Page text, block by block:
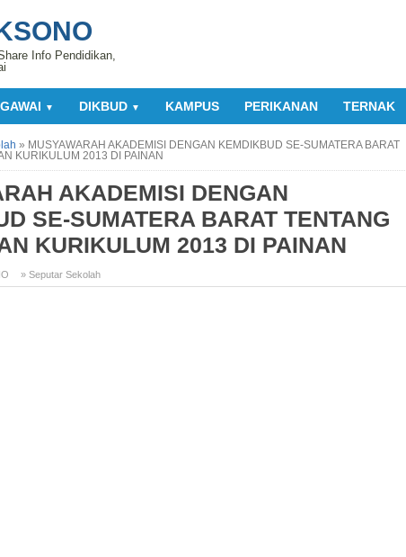
Info Pendidikan,
▼ DIKBUD ▼ KAMPUS PERIKANAN TERNAK
» MUSYAWARAH AKADEMISI DENGAN KEMDIKBUD SE-SUMATERA BARAT
KURIKULUM 2013 DI PAINAN
AKADEMISI DENGAN
SE-SUMATERA BARAT TENTANG
KURIKULUM 2013 DI PAINAN
» Seputar Sekolah